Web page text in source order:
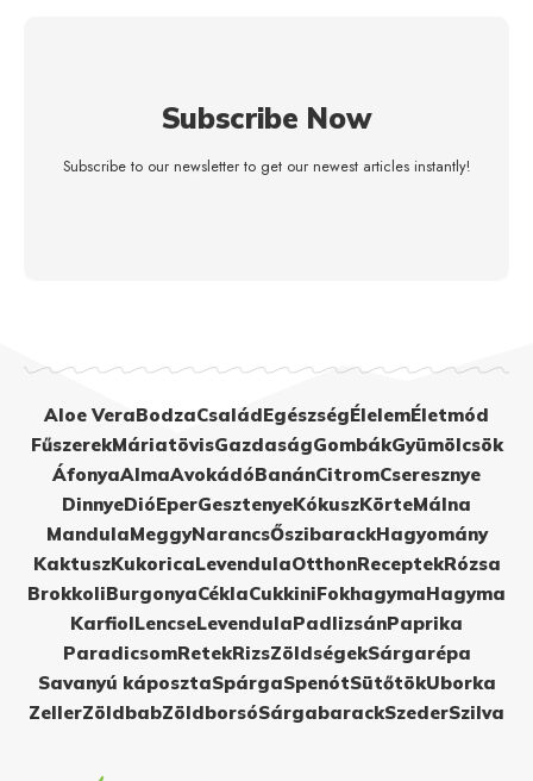
Subscribe Now
Subscribe to our newsletter to get our newest articles instantly!
Aloe VeraBodzaCsaládEgészségÉlelemÉletmód
FűszerekMáriatövisGazdaságGombákGyümölcsök
ÁfonyaAlmaAvokádóBanánCitromCseresznye
DinnyeDióEperGesztenyeKókuszKörteMálna
MandulaMeggyNarancsŐszibarackHagyomány
KaktuszKukoricaLevendulaOtthonReceptekRózsa
BrokkoliBurgonyaCéklaCukkiniFokhagymaHagyma
KarfiolLencseLevendulaPadlizsánPaprika
ParadicsomRetekRizsZöldségekSárgarépa
Savanyú káposztaSpárgaSpenótSütőtökUborka
ZellerZöldbabZöldborsóSárgabarackSzederSzilva